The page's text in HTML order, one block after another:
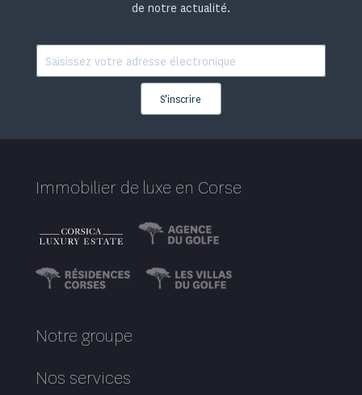
de notre actualité.
S'inscrire
Immobilier de luxe en Corse
Notre groupe
Nos services